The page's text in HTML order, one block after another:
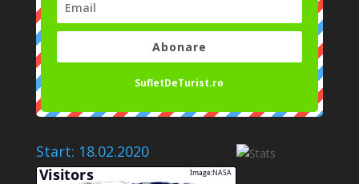
Abonare
SufletDeTurist.ro
Start: 18.02.2020